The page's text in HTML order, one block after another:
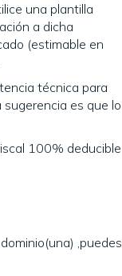
una plantilla
a dicha
(estimable en
técnica para
sugerencia es que lo
100% deducible
,puedes